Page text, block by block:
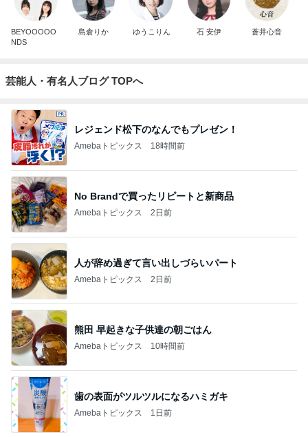
BEYOOOOO
NDS
島倉りか ゆうこりん 石 安伊 蒼井心音
芸能人・有名人ブログ TOPへ
レジェンド松下のなんでもプレゼン！
Amebaトピックス 18時間前
No Brandで買ったリピートと新商品
Amebaトピックス 2日前
人が辞め過ぎて言い出しづらいパート
Amebaトピックス 2日前
熊田 早起きな子供達の朝ごはん
Amebaトピックス 10時間前
歯の表面がツルツルになるハミガキ
Amebaトピックス 1日前